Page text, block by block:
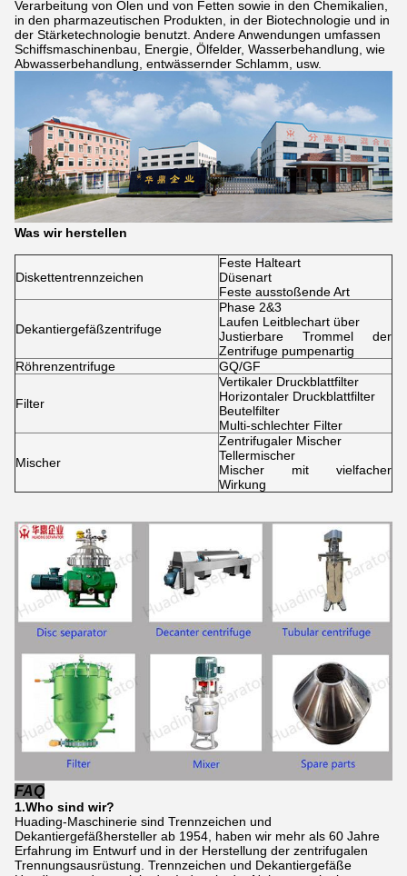
Verarbeitung von Ölen und von Fetten sowie in den Chemikalien,
in den pharmazeutischen Produkten, in der Biotechnologie und in
der Stärketechnologie benutzt. Andere Anwendungen umfassen
Schiffsmaschinenbau, Energie, Ölfelder, Wasserbehandlung, wie
Abwasserbehandlung, entwässernder Schlamm, usw.
Was wir herstellen
Diskettentrennzeichen
Feste Halteart
Düsenart
Feste ausstoßende Art
Dekantiergefäßzentrifuge
Phase 2&3
Laufen Leitblechart über
Justierbare Trommel der
Zentrifuge pumpenartig
Röhrenzentrifuge
GQ/GF
Filter
Vertikaler Druckblattfilter
Horizontaler Druckblattfilter
Beutelfilter
Multi-schlechter Filter
Mischer
Zentrifugaler Mischer
Tellermischer
Mischer mit vielfacher
Wirkung
FAQ
1.Who sind wir?
Huading-Maschinerie sind Trennzeichen und
Dekantiergefäßhersteller ab 1954, haben wir mehr als 60 Jahre
Erfahrung im Entwurf und in der Herstellung der zentrifugalen
Trennungsausrüstung. Trennzeichen und Dekantiergefäße